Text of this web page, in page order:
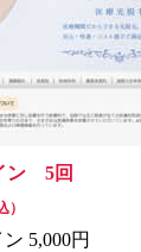
ン 5回
）
ン 5,000円